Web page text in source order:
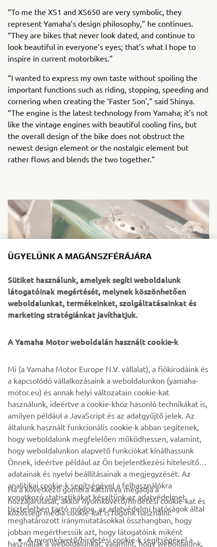
“To me the XS1 and XS650 are very symbolic, they
represent Yamaha’s design philosophy,” he continues.
“They are bikes that never look dated, and continue to
look beautiful in everyone’s eyes; that’s what I hope to
inspire in current motorbikes.”
“I wanted to express my own taste without spoiling the
important functions such as riding, stopping, speeding and
cornering when creating the ‘Faster Son’,” said Shinya.
“The engine is the latest technology from Yamaha; it’s not
like the vintage engines with beautiful cooling fins, but
the overall design of the bike does not obstruct the
newest design element or the nostalgic element but
rather flows and blends the two together.”
became unfounded because it was a timeless design but
incorporating the best functions. Whether you build with a
vintage engine or a modern one, the two have something
in common; simply functionality taking shape, and I
believe I was able to create the bike that has a flow that
merges heritage and vintage style with modern
technology that promises a beautiful riding experience.”
VÁLLALATI
B2B
ÜGYELÜNK A MAGÁNSZFÉRÁJÁRA
Sütiket használunk, amelyek segíti weboldalunk
látogatóinak megértését, melynek köszönhetően
weboldalunkat, termékeinket, szolgáltatásainkat és
marketing stratégiánkat javíthatjuk.
A Yamaha Motor weboldalán használt cookie-k
Mi (a Yamaha Motor Europe N.V. vállalat), a fiókirodáink és
a kapcsolódó vállalkozásaink a weboldalunkon (yamaha-
motor.eu) és annak helyi változatain cookie-kat
használunk, ideértve a cookie-khoz hasonló technikákat is,
amilyen például a JavaScript és az adatgyűjtő jelek. Az
általunk használt funkcionális cookie-k abban segítenek,
hogy weboldalunk megfelelően működhessen, valamint,
hogy weboldalunkon alapvető funkciókat kínálhassunk
Önnek, ideértve például az Ön bejelentkezési hitelesítő
adatainak és nyelvi beállításainak a megjegyzését. Az
analitikai cookie-k segítségével a felhasználókra
vonatkozó statisztikákat készítünk az adatvédelmet
tiszteletben tartó módon, az adatvédelmi hatóságok által
meghatározott iránymutatásokkal összhangban, hogy
jobban megérthessük azt, hogy látogatóink miként
használják a weboldalunkat, valamint, hogy weboldalunk,
Ha a következő gombra kattintva megadja a
hozzájárulását, akkor nyomkövető/hirdetési cookie-kat és
közösségi média cookie-kat is fogunk használni:
A nyomkövető/hirdetési cookie-k segítségével a